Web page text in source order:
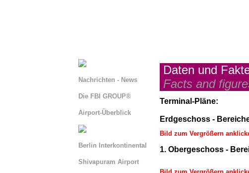
Nachrichten - News
Die FBI GROUP®
Airport-Überblick
Berlin Interkontinental
Shivapuram Airport
Daten und
Facts and
Terminal-Pläne:
Erdgeschoss -
Bild zum Vergrößern
1. Obergeschoss -